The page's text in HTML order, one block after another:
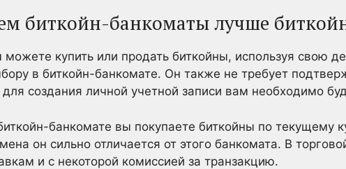
биткойн-банкоматы лучше
можете купить или продать биткойны, используя свою
в биткойн-банкомате. Он также не требует
для создания личной учетной записи вам необходимо
банкомате вы покупаете биткойны по текущему
он сильно отличается от этого банкомата. В
и с некоторой комиссией за транзакцию.